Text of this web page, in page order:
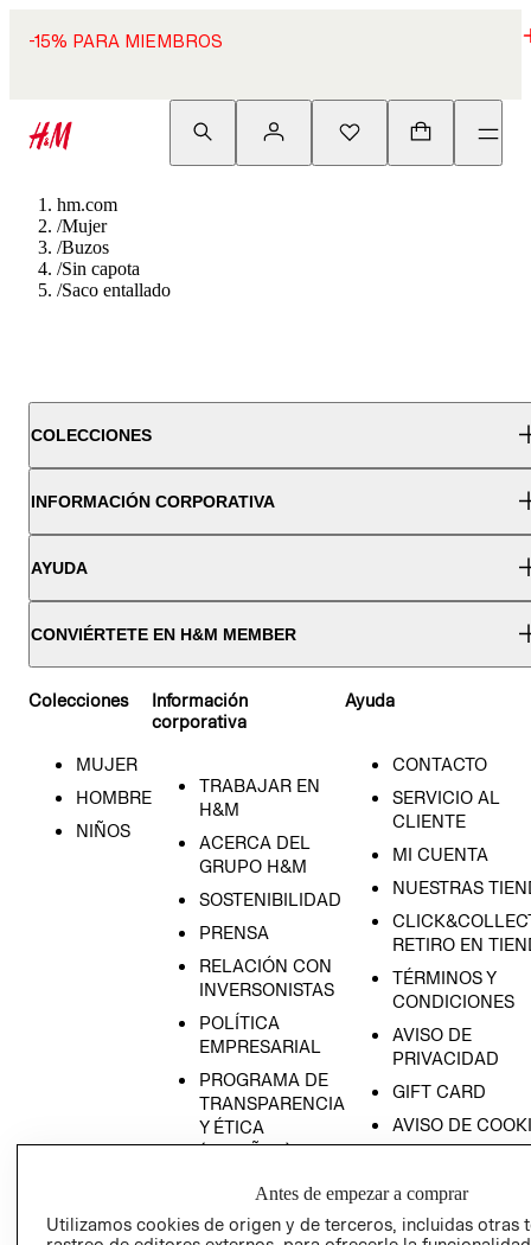
-15% PARA MIEMBROS
hm.com
/Mujer
/Buzos
/Sin capota
/Saco entallado
COLECCIONES
INFORMACIÓN CORPORATIVA
AYUDA
CONVIÉRTETE EN H&M MEMBER
Colecciones
MUJER
HOMBRE
NIÑOS
Información
corporativa
TRABAJAR EN
H&M
ACERCA DEL
GRUPO H&M
SOSTENIBILIDAD
PRENSA
RELACIÓN CON
INVERSONISTAS
POLÍTICA
EMPRESARIAL
PROGRAMA DE
TRANSPARENCIA
Y ÉTICA
(ESPAÑOL)
PROGRAMA DE
Y ÉTICA (INGLÉS)
Ayuda
CONTACTO
SERVICIO AL
CLIENTE
MI CUENTA
NUESTRAS
RETIRO EN
TÉRMINOS Y
CONDICIONES
AVISO DE
PRIVACIDAD
GIFT CARD
AVISO DE
COMERCIO - SIC
PETICIONES
Antes de empezar a comprar
Utilizamos cookies de origen y de terceros, incluidas otras